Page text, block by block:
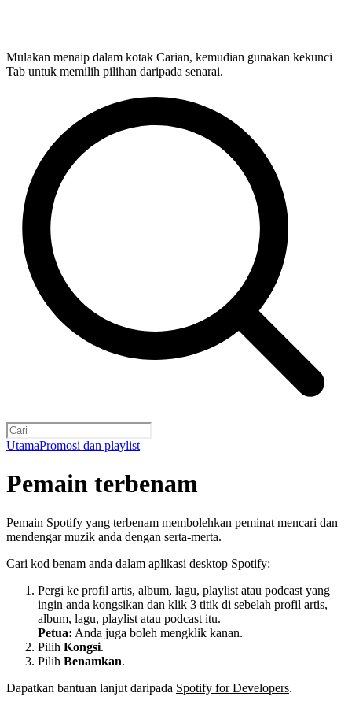
Mulakan menaip dalam kotak Carian, kemudian gunakan kekunci
Tab untuk memilih pilihan daripada senarai.
UtamaPromosi dan playlist
Pemain terbenam
Pemain Spotify yang terbenam membolehkan peminat mencari dan
mendengar muzik anda dengan serta-merta.
Cari kod benam anda dalam aplikasi desktop Spotify:
Pergi ke profil artis, album, lagu, playlist atau podcast yang
ingin anda kongsikan dan klik 3 titik di sebelah profil artis,
album, lagu, playlist atau podcast itu.
Petua: Anda juga boleh mengklik kanan.
Pilih Kongsi.
Pilih Benamkan.
Dapatkan bantuan lanjut daripada Spotify for Developers.